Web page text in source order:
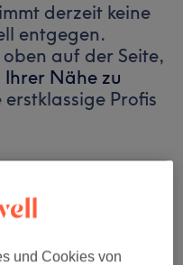
derzeit keine
entgegen.
auf der Seite,
Nähe zu
Profis
und Cookies von